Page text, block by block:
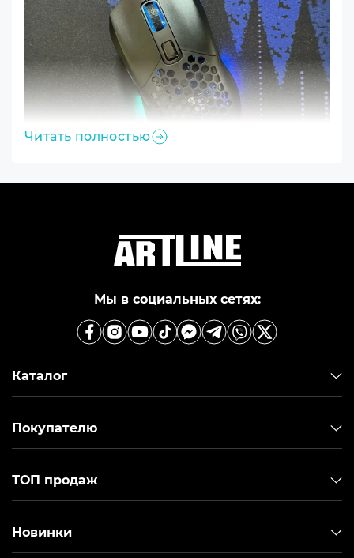
точности движений и удобства во время затяжных
устройства отличаются большой скоростью
отклика, продуманным дизайном и большим
сверхбыстрым беспроводным соединением и
разрешением до 42 000 DPI. Для гейминга купить
мышку в Украине можно в онлайн–магазине Artline
Виды игровых мышек и характеристики
игровых манипуляторов:
проводная мышка игровая гарантирует, что
задержек;
беспроводные модели более комфортные в
батарей;
легкие варианты весят меньше 70 гр. и
Читать полностью
Мы в социальных сетях:
Каталог
Покупателю
ТОП продаж
Новинки